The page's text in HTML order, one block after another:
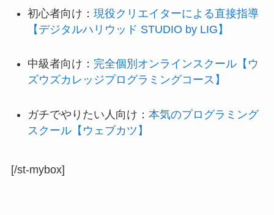
初心者向け： 現役クリエイターによる直接指導
【デジタルハリウッド STUDIO by LIG】
中級者向け： 完全個別オンラインスクール【ウ
ズウズカレッジプログラミングコース】
ガチでやりたい人向け： 本気のプログラミング
スクール【ウェブカツ】
[/st-mybox]